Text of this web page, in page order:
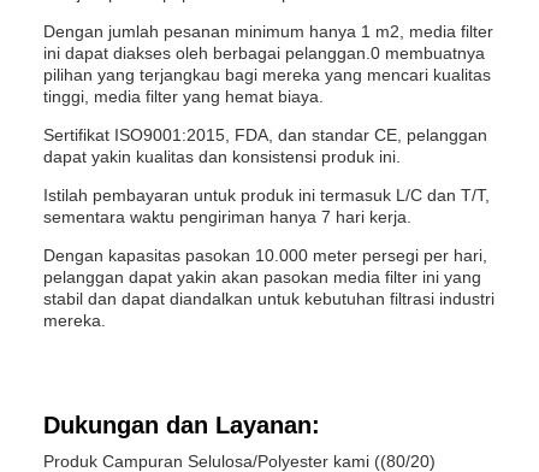
Dengan jumlah pesanan minimum hanya 1 m2, media filter
ini dapat diakses oleh berbagai pelanggan.0 membuatnya
pilihan yang terjangkau bagi mereka yang mencari kualitas
tinggi, media filter yang hemat biaya.
Sertifikat ISO9001:2015, FDA, dan standar CE, pelanggan
dapat yakin kualitas dan konsistensi produk ini.
Istilah pembayaran untuk produk ini termasuk L/C dan T/T,
sementara waktu pengiriman hanya 7 hari kerja.
Dengan kapasitas pasokan 10.000 meter persegi per hari,
pelanggan dapat yakin akan pasokan media filter ini yang
stabil dan dapat diandalkan untuk kebutuhan filtrasi industri
mereka.
Dukungan dan Layanan:
Produk Campuran Selulosa/Polyester kami ((80/20)